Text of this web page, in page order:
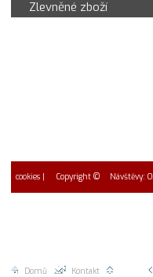
Zlevněné zboží
cookies | Copyright © Návštěvy:
Nahoru |
Kontakt |
Domů |